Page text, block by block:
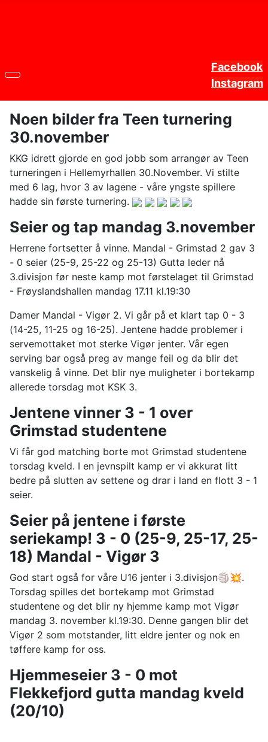
Facebook
Instagram
Noen bilder fra Teen turnering
30.november
KKG idrett gjorde en god jobb som arrangør av Teen
turneringen i Hellemyrhallen 30.November. Vi stilte
med 6 lag, hvor 3 av lagene - våre yngste spillere
hadde sin første turnering.
Seier og tap mandag 3.november
Herrene fortsetter å vinne. Mandal - Grimstad 2 gav 3
- 0 seier (25-9, 25-22 og 25-13) Gutta leder nå
3.divisjon før neste kamp mot førstelaget til Grimstad
- Frøyslandshallen mandag 17.11 kl.19:30
Damer Mandal - Vigør 2. Vi går på et klart tap 0 - 3
(14-25, 11-25 og 16-25). Jentene hadde problemer i
servemottaket mot sterke Vigør jenter. Vår egen
serving bar også preg av mange feil og da blir det
vanskelig å vinne. Det blir nye muligheter i bortekamp
allerede torsdag mot KSK 3.
Jentene vinner 3 - 1 over
Grimstad studentene
Vi får god matching borte mot Grimstad studentene
torsdag kveld. I en jevnspilt kamp er vi akkurat litt
bedre på slutten av settene og drar i land en flott 3 - 1
seier.
Seier på jentene i første
seriekamp! 3 - 0 (25-9, 25-17, 25-
18) Mandal - Vigør 3
God start også for våre U16 jenter i 3.divisjon🏐💥.
Torsdag spilles det bortekamp mot Grimstad
studentene og det blir ny hjemme kamp mot Vigør
mandag 3. november kl.19:30. Denne gangen blir det
Vigør 2 som motstander, litt eldre jenter og nok en
tøffere kamp for oss.
Hjemmeseier 3 - 0 mot
Flekkefjord gutta mandag kveld
(20/10)